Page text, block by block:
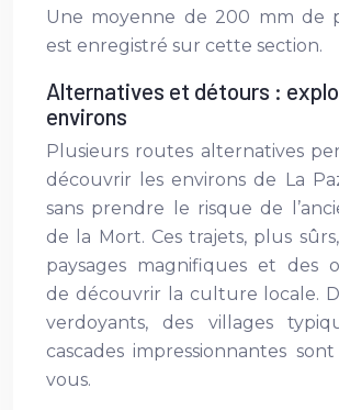
Une moyenne de 200 mm de
est enregistré sur cette section.
Alternatives et détours :
environs
Plusieurs routes alternatives
découvrir les environs de La
sans prendre le risque de
de la Mort. Ces trajets, plus
paysages magnifiques et des
de découvrir la culture locale.
verdoyants, des villages
cascades impressionnantes
vous.